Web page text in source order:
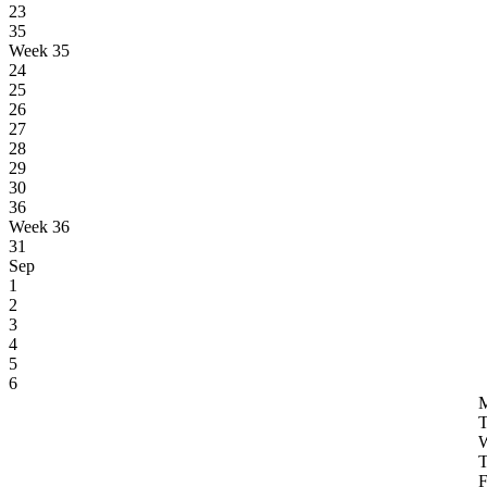
23
35
Week 35
24
25
26
27
28
29
30
36
Week 36
31
Sep
1
2
3
4
5
6
F